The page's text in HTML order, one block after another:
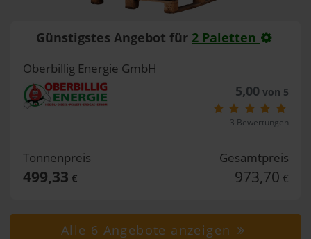
Günstigstes Angebot für 2 Paletten
Oberbillig Energie GmbH
5,00 von 5
3 Bewertungen
Tonnenpreis
499,33 €
Gesamtpreis
973,70 €
Alle 6 Angebote anzeigen